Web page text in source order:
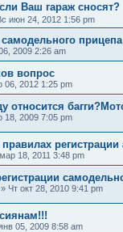
Ваш гараж сносят?
июн 24, 2012 1:56 pm
самодельного
2009 2:26 am
вопрос
06, 2012 1:25 pm
относится
18, 2009 7:05 pm
18, 2011 3:48 pm
» Чт окт 28, 2010 9:41 pm
05, 2009 8:58 am